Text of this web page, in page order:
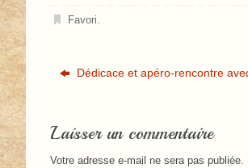
Favori.
Dédicace et apéro-rencontre
Laisser un commentaire
Votre adresse e-mail ne sera pas publiée.